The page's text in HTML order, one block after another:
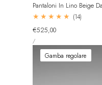
Pantaloni In Lino Beige
(14)14
Prezzo
normale
€525,00
UNITARIO
/PER
Gamba regolare